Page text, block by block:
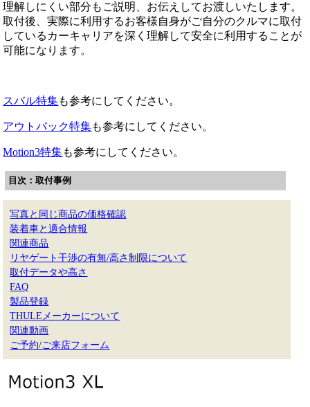
理解しにくい部分もご説明、お伝えしてお渡しいたします。
取付後、実際に利用するお客様自身がご自分のクルマに取付
しているカーキャリアを深く理解して安全に利用することが
可能になります。
スバル特集も参考にしてください。
アウトバック特集も参考にしてください。
Motion3特集も参考にしてください。
目次：取付事例
写真と同じ商品の価格確認
装着車と適合情報
関連商品
リヤゲート干渉の有無/高さ制限について
取付データや高さ
FAQ
製品登録
THULEメーカーについて
関連動画
ご予約/ご来店フォーム